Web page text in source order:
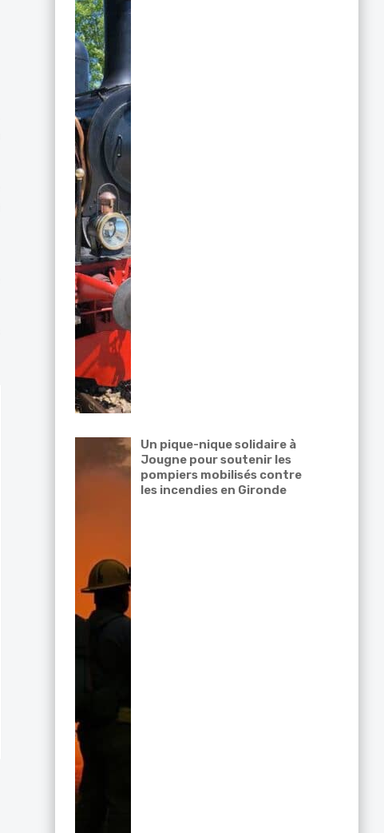
Un pique-nique solidaire à
Jougne pour soutenir les
pompiers mobilisés contre
les incendies en Gironde